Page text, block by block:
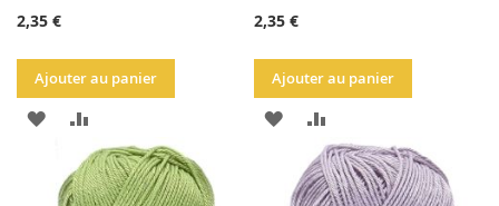
2,35 €
Ajouter au panier
AJOUTER
LA
AU
COMPARATEUR
2,35 €
Ajouter au panier
AJOUTER
LA
AU
COMPARATEUR